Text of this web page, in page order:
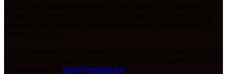
info@geoeditrice.it